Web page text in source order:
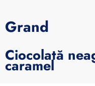
Grand
Ciocolată
caramel